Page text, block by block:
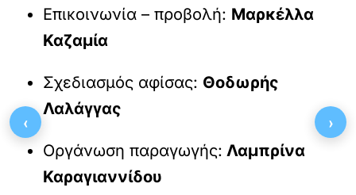
Επικοινωνία – προβολή: Μαρκέλλα
Καζαμία
Σχεδιασμός αφίσας: Θοδωρής
Λαλάγγας
Οργάνωση παραγωγής: Λαμπρίνα
Καραγιαννίδου
‹ ›